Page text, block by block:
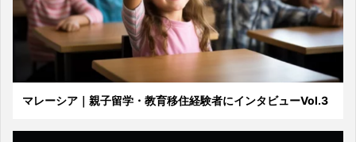
マレーシア｜親子留学・教育移住経験者にインタビューVol.3